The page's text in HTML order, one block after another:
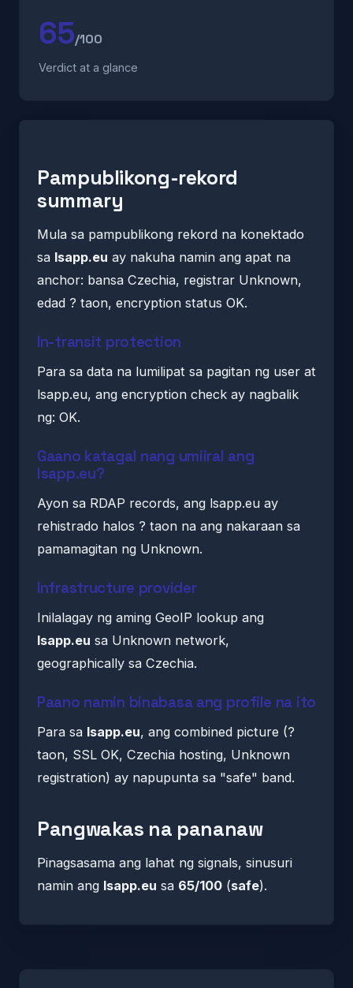
65/100
Verdict at a glance
Pampublikong-rekord
summary
Mula sa pampublikong rekord na konektado
sa lsapp.eu ay nakuha namin ang apat na
anchor: bansa Czechia, registrar Unknown,
edad ? taon, encryption status OK.
In-transit protection
Para sa data na lumilipat sa pagitan ng user at
lsapp.eu, ang encryption check ay nagbalik
ng: OK.
Gaano katagal nang umiiral ang
lsapp.eu?
Ayon sa RDAP records, ang lsapp.eu ay
rehistrado halos ? taon na ang nakaraan sa
pamamagitan ng Unknown.
Infrastructure provider
Inilalagay ng aming GeoIP lookup ang
lsapp.eu sa Unknown network,
geographically sa Czechia.
Paano namin binabasa ang profile na ito
Para sa lsapp.eu, ang combined picture (?
taon, SSL OK, Czechia hosting, Unknown
registration) ay napupunta sa "safe" band.
Pangwakas na pananaw
Pinagsasama ang lahat ng signals, sinusuri
namin ang lsapp.eu sa 65/100 (safe).